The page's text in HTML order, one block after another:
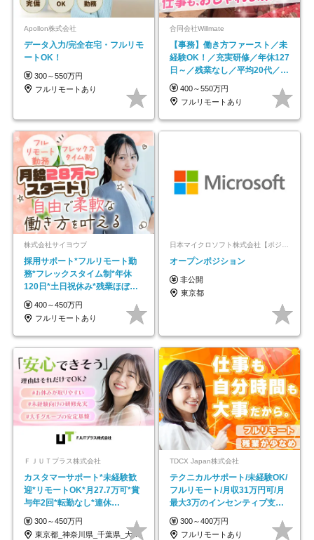
Apollon株式会社
データ入力/完全在宅・フルリモ
ートOK！
300～550万円
フルリモートあり
合同会社Willmate
【事務】働き方ファースト／未
経験OK！／充実研修／年休127
日～／残業なし／平均20代／リ
モートOK
400～550万円
フルリモートあり
株式会社サイヨウブ
採用サポート*フルリモート勤
務*フレックスタイム制*年休
120日*土日祝休み*残業ほぼな
し*育児中社員8割以上
400～450万円
フルリモートあり
オープンポジション
非公開
東京都
ＦＪＵＴプラス株式会社
カスタマーサポート*未経験歓
迎*リモートOK*月27.7万可*賞
与年2回*転勤なし*連休
OK/ZE010232
300～450万円
東京都_神奈川県_千葉県_大阪府_愛知県…
TDCX Japan株式会社
テクニカルサポート/未経験OK/
フルリモート/月収31万円可/月
最大3万のインセンティブ支給/
平均年齢33歳
300～400万円
フルリモートあり